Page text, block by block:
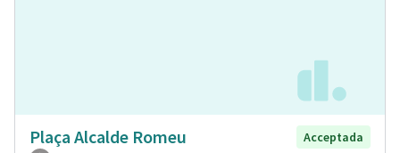
Plaça Alcalde Romeu
Acceptada